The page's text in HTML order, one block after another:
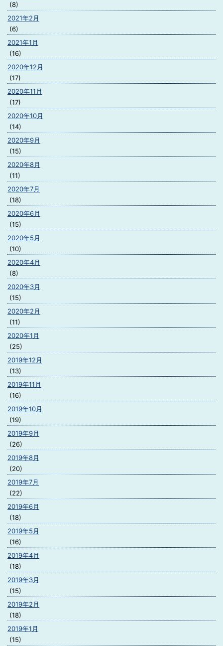
(8)
2021年2月
(6)
2021年1月
(16)
2020年12月
(17)
2020年11月
(17)
2020年10月
(14)
2020年9月
(15)
2020年8月
(11)
2020年7月
(18)
2020年6月
(15)
2020年5月
(10)
2020年4月
(8)
2020年3月
(15)
2020年2月
(11)
2020年1月
(25)
2019年12月
(13)
2019年11月
(16)
2019年10月
(19)
2019年9月
(26)
2019年8月
(20)
2019年7月
(22)
2019年6月
(18)
2019年5月
(16)
2019年4月
(18)
2019年3月
(15)
2019年2月
(18)
2019年1月
(15)